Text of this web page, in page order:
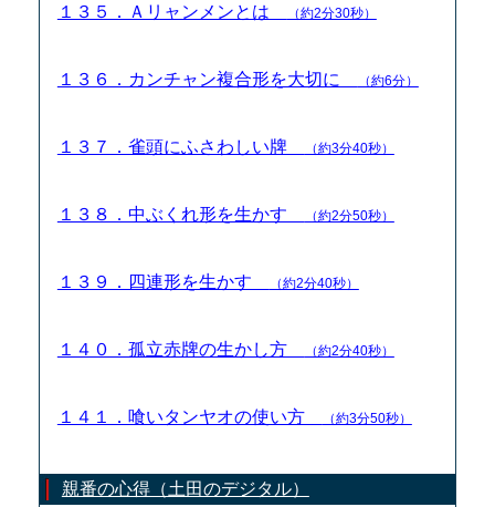
１３５．Ａリャンメンとは （約2分30秒）
１３６．カンチャン複合形を大切に （約6分）
１３７．雀頭にふさわしい牌 （約3分40秒）
１３８．中ぶくれ形を生かす （約2分50秒）
１３９．四連形を生かす （約2分40秒）
１４０．孤立赤牌の生かし方 （約2分40秒）
１４１．喰いタンヤオの使い方 （約3分50秒）
親番の心得（土田のデジタル）